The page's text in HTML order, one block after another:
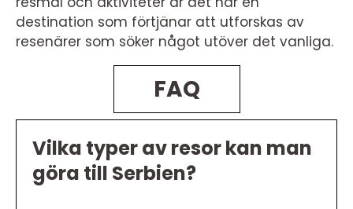
destination som förtjänar att utforskas av
resenärer som söker något utöver det vanliga.
FAQ
Vilka typer av resor kan man
göra till Serbien?